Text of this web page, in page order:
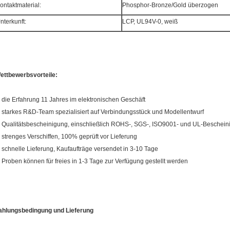
Phosphor-Bronze/Gold überzogen
LCP, UL94V-0, weiß
die Erfahrung 11 Jahres im elektronischen Geschäft
starkes R&D-Team spezialisiert auf Verbindungsstück und Modellentwurf
Qualitätsbescheinigung, einschließlich ROHS-, SGS-, ISO9001- und UL-
strenges Verschiffen, 100% geprüft vor Lieferung
schnelle Lieferung, Kaufaufträge versendet in 3-10 Tage
Proben können für freies in 1-3 Tage zur Verfügung gestellt werden
und Lieferung